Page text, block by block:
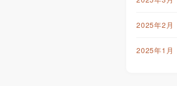
2025年2月
2025年1月